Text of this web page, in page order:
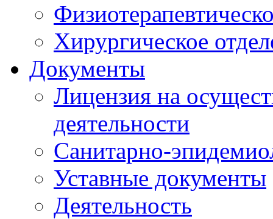
Хирургическое
Документы
Лицензия на
деятельности
Санитарно-
Уставные документы
Деятельность